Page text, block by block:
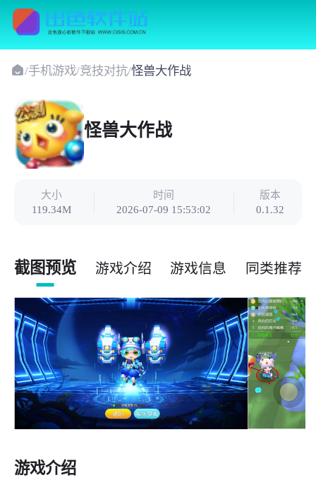
/手机游戏/竞技对抗/怪兽大作战
怪兽大作战
大小
119.34M
时间
2026-07-09 15:53:02
版本
0.1.32
截图预览 游戏介绍 游戏信息 同类推荐
游戏介绍